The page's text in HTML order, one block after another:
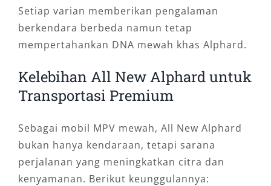
Setiap varian memberikan pengalaman
berkendara berbeda namun tetap
mempertahankan DNA mewah khas Alphard.
Kelebihan All New Alphard untuk
Transportasi Premium
Sebagai mobil MPV mewah, All New Alphard
bukan hanya kendaraan, tetapi sarana
perjalanan yang meningkatkan citra dan
kenyamanan. Berikut keunggulannya: